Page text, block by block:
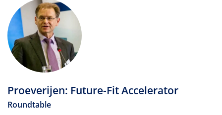
Proeverijen: Future-Fit Accelerator
Roundtable